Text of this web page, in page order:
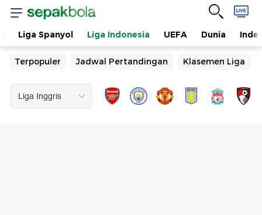
Liga Spanyol Liga Indonesia UEFA Dunia
Terpopuler Jadwal Pertandingan Klasemen Liga